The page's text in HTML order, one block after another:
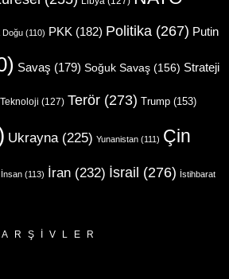
Doğu (110) PKK (182) Politika (267) Putin
Savaş (179) Soğuk Savaş (156) Strateji
Teknoloji (127) Terör (273) Trump (153)
Ukrayna(225) Yunanistan (111) Çin
İnsan (113) İran (232) İsrail (276) İstihbarat
ARŞIVLER